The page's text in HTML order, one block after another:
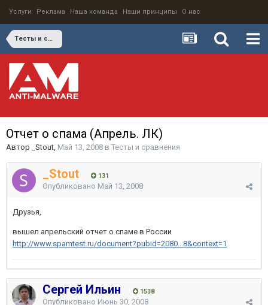
Услуги Реклама Наша команда Наши принципы О нас
Тесты и сравнения
Отчет о спама (Апрель. ЛК)
Автор _Stout, Май 13, 2008 в Тесты и сравнения
_Stout 131
Опубликовано Май 13, 2008
Друзья,
вышел апрельский отчет о спаме в России
http://www.spamtest.ru/document?pubid=2080...8&context=1
Сергей Ильин 1538
Опубликовано Июнь 30, 2008